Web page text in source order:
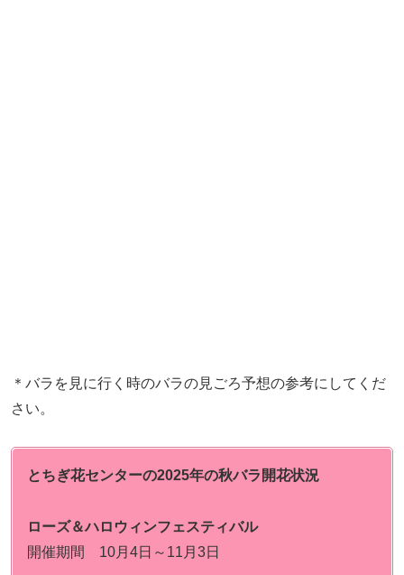
＊バラを見に行く時のバラの見ごろ予想の参考にしてくだ
さい。
とちぎ花センターの2025年の秋バラ開花状況
ローズ＆ハロウィンフェスティバル
開催期間 10月4日～11月3日